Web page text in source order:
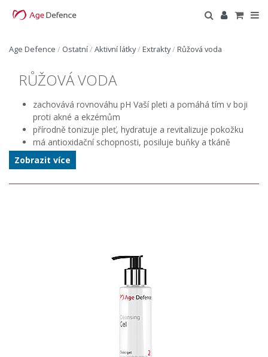
Age Defence / Ostatní/Aktivní látky/ Extrakty/ Růžová voda
RŮŽOVÁ VODA
zachovává rovnováhu pH Vaší pleti a pomáhá tím v boji
proti akné a ekzémům
přírodně tonizuje pleť, hydratuje a revitalizuje pokožku
má antioxidační schopnosti, posiluje buňky a tkáně
zklidňuje podrážděnou a citlivou pleť
zbavuje pleť od přebytečného mazu
Zobrazit více